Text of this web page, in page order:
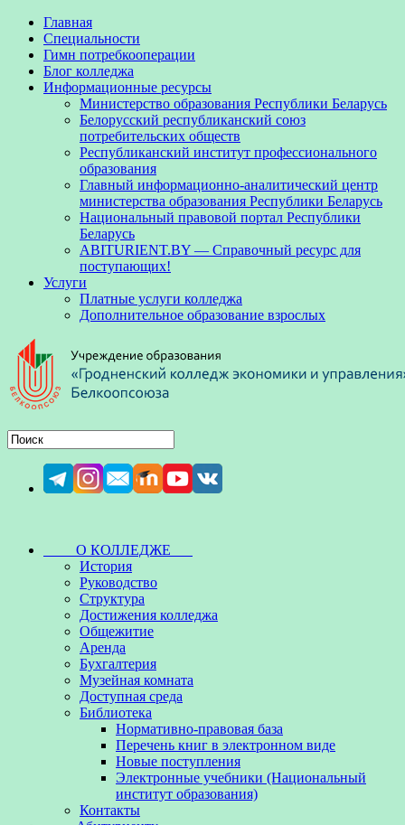
Главная
Специальности
Гимн потребкооперации
Блог колледжа
Информационные ресурсы
Министерство образования Республики Беларусь
Белорусский республиканский союз
потребительских обществ
Республиканский институт профессионального
образования
Главный информационно-аналитический центр
министерства образования Республики Беларусь
Национальный правовой портал Республики
Беларусь
ABITURIENT.BY — Справочный ресурс для
поступающих!
Услуги
Платные услуги колледжа
Дополнительное образование взрослых
О КОЛЛЕДЖЕ
История
Руководство
Структура
Достижения колледжа
Общежитие
Аренда
Бухгалтерия
Музейная комната
Доступная среда
Библиотека
Нормативно-правовая база
Перечень книг в электронном виде
Новые поступления
Электронные учебники (Национальный
институт образования)
Контакты